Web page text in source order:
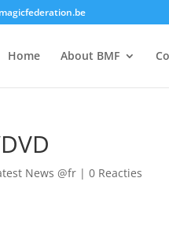
Home About BMF
News @fr |0 Reacties